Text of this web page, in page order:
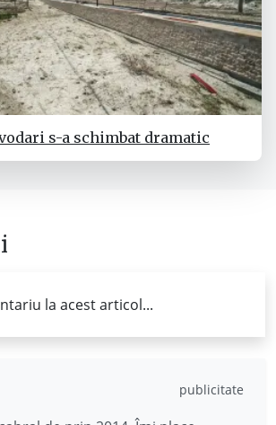
s-a schimbat dramatic
la acest articol...
publicitate